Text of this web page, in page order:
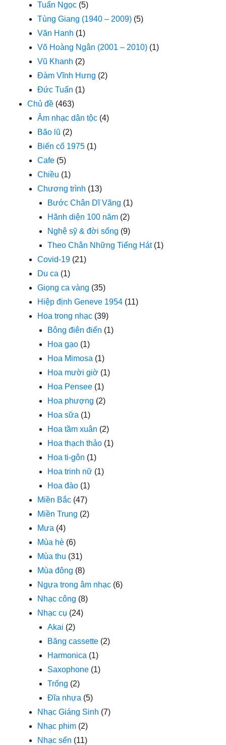
Tuấn Ngọc (5)
Tùng Giang (1940 – 2009) (5)
Văn Hanh (1)
Võ Hoàng Ngân (2001 – 2010) (1)
Vũ Khanh (2)
Đàm Vĩnh Hưng (2)
Đức Tuấn (1)
Chủ đề (463)
Âm nhạc dân tộc (4)
Bão lũ (2)
Biến cố 1975 (1)
Cafe (5)
Chiều (1)
Chương trình (13)
Bước Chân Dĩ Vãng (1)
Hãnh diện 100 năm (2)
Nghệ sỹ & đời sống (9)
Theo Chân Những Tiếng Hát(1)
Covid-19 (21)
Du ca (1)
Giọng ca vàng (35)
Hiệp định Geneve 1954 (11)
Hoa trong nhạc (39)
Bông điên điển (1)
Hoa gạo (1)
Hoa Mimosa (1)
Hoa mười giờ (1)
Hoa Pensee (1)
Hoa phượng (2)
Hoa sữa (1)
Hoa tầm xuân (2)
Hoa thạch thảo (1)
Hoa ti-gôn (1)
Hoa trinh nữ (1)
Hoa đào (1)
Miền Bắc (47)
Miền Trung (2)
Mưa (4)
Mùa hè (6)
Mùa thu (31)
Mùa đông (8)
Ngựa trong âm nhạc (6)
Nhạc công (8)
Nhạc cụ (24)
Akai (2)
Băng cassette (2)
Harmonica (1)
Saxophone (1)
Trống (2)
Đĩa nhựa (5)
Nhạc Giáng Sinh (7)
Nhạc phim (2)
Nhạc sến (11)